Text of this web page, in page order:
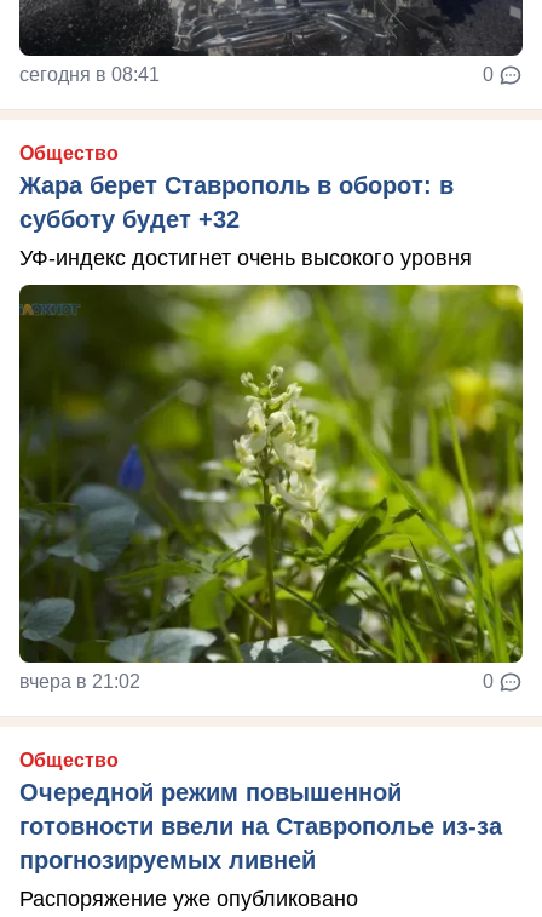
сегодня в 08:41 0
Общество
Жара берет Ставрополь в оборот: в
субботу будет +32
УФ-индекс достигнет очень высокого уровня
вчера в 21:02 0
Общество
Очередной режим повышенной
готовности ввели на Ставрополье из-за
прогнозируемых ливней
Распоряжение уже опубликовано